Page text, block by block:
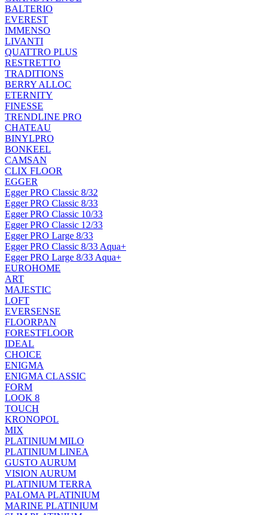
BALTERIO
EVEREST
IMMENSO
LIVANTI
QUATTRO PLUS
RESTRETTO
TRADITIONS
BERRY ALLOC
ETERNITY
FINESSE
TRENDLINE PRO
CHATEAU
BINYLPRO
BONKEEL
CAMSAN
CLIX FLOOR
EGGER
Egger PRO Classic 8/32
Egger PRO Classic 8/33
Egger PRO Classic 10/33
Egger PRO Classic 12/33
Egger PRO Large 8/33
Egger PRO Classic 8/33 Aqua+
Egger PRO Large 8/33 Aqua+
EUROHOME
ART
MAJESTIC
LOFT
EVERSENSE
FLOORPAN
FORESTFLOOR
IDEAL
CHOICE
ENIGMA
ENIGMA CLASSIC
FORM
LOOK 8
TOUCH
KRONOPOL
MIX
PLATINIUM MILO
PLATINIUM LINEA
GUSTO AURUM
VISION AURUM
PLATINIUM TERRA
PALOMA PLATINIUM
MARINE PLATINIUM